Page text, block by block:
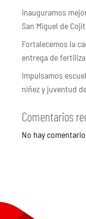
Inauguramos
San Miguel de
Fortalecemos la
entrega de
Impulsamos
niñez y juventud
Comentarios
No hay